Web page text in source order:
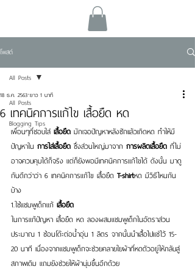
โพสต์
All Posts
Blogging Tips
All Posts
6 เทคนิคการแก้ไข เสื้อยืด หด
18 ธ.ค. 2563 ยาว 1 นาที
เพื่อนๆที่ชอบใส่ เสื้อยืด มักเจอปัญหาหลังซักเเล้วเกิดหด ทำให้มี
ปัญหาใน การใส่เสื้อยืด ซึ่งส่วนใหญ่มาจาก การผลิตเสื้อยืด ที่ไม่
อาจควบคุมได้ก็จริง แต่ก็ยังพอมีเทคนิคการแก้ไขได้ ดังนั้น มาดู
กันดีกว่าว่า 6 เทคนิคการแก้ไข เสื้อยืด T-shirtหด มีวิธีไหนกัน
บ้าง
1.ใช้แชมพูเด็กแก้ เสื้อยืด
ในการแก้ปัญหา เสื้อยืด หด ลองผสมแชมพูเด็กในอัตราส่วน
ประมาณ 1 ช้อนโด๊ะต่อน้ำอุ่น 1 ลิตร จากนั้นนำเสื้อไปแช่ไว้ 15-
20 นาที เนื่องจากแชมพูเด็กจะช่วยคลายใยผ้าที่หดตัวอยู่ให้กลับสู่
สภาพเดิม แถมยังช่วยให้ผ้านุ่มขึ้นอีกด้วย